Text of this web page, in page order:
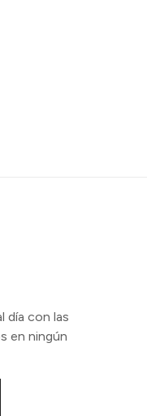
día con las
en ningún